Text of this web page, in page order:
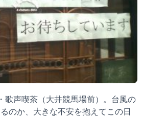
歌声喫茶（大井競馬場前）。台風の
のか、大きな不安を抱えてこの日